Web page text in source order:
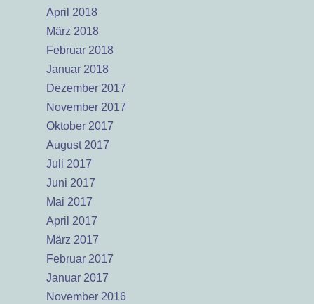
April 2018
März 2018
Februar 2018
Januar 2018
Dezember 2017
November 2017
Oktober 2017
August 2017
Juli 2017
Juni 2017
Mai 2017
April 2017
März 2017
Februar 2017
Januar 2017
November 2016